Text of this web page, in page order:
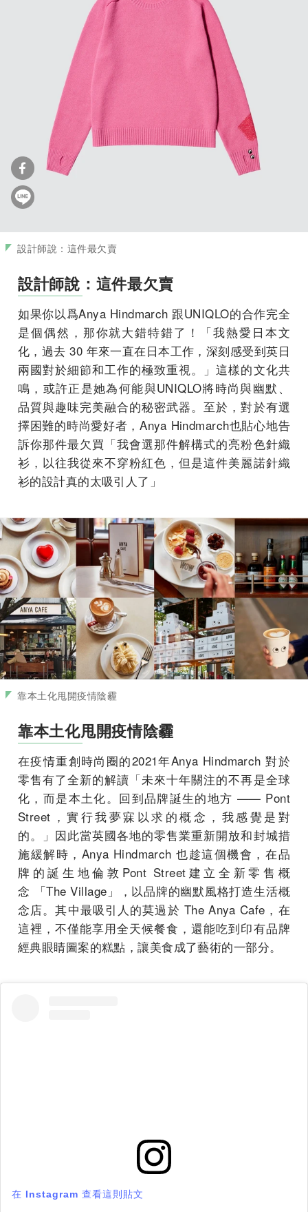
設計師說：這件最欠賣
設計師說：這件最欠賣
如果你以爲Anya Hindmarch 跟UNIQLO的合作完全
是個偶然，那你就大錯特錯了！「我熱愛日本文
化，過去 30 年來一直在日本工作，深刻感受到英日
兩國對於細節和工作的極致重視。」這樣的文化共
鳴，或許正是她為何能與UNIQLO將時尚與幽默、
品質與趣味完美融合的秘密武器。至於，對於有選
擇困難的時尚愛好者，Anya Hindmarch也貼心地告
訴你那件最欠買「我會選那件解構式的亮粉色針織
衫，以往我從來不穿粉紅色，但是這件美麗諾針織
衫的設計真的太吸引人了」
靠本土化甩開疫情陰霾
靠本土化甩開疫情陰霾
在疫情重創時尚圈的2021年Anya Hindmarch 對於
零售有了全新的解讀「未來十年關注的不再是全球
化，而是本土化。回到品牌誕生的地方 —— Pont
Street，實行我夢寐以求的概念，我感覺是對
的。」因此當英國各地的零售業重新開放和封城措
施緩解時，Anya Hindmarch 也趁這個機會，在品
牌的誕生地倫敦Pont Street建立全新零售概
念 「The Village」，以品牌的幽默風格打造生活概
念店。其中最吸引人的莫過於 The Anya Cafe，在
這裡，不僅能享用全天候餐食，還能吃到印有品牌
經典眼睛圖案的糕點，讓美食成了藝術的一部分。
在 Instagram 查看這則貼文